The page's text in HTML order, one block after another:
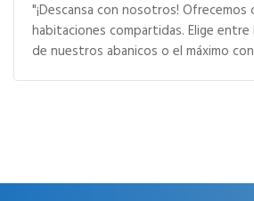
"¡Descansa con nosotros!
habitaciones compartidas. Elige
de nuestros abanicos o el máximo